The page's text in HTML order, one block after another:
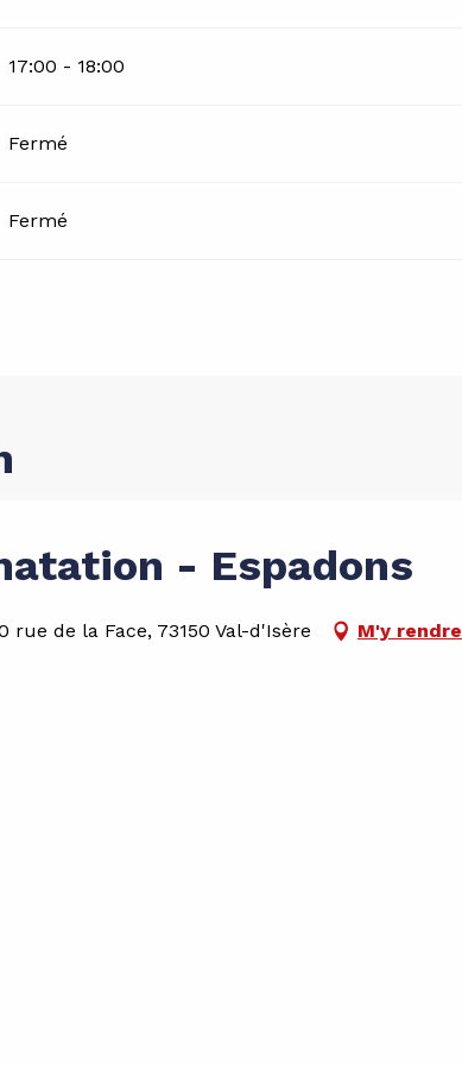
17:00 - 18:00
Fermé
Fermé
- Espadons
rue de la Face, 73150 Val-d'Isère M'y rendre